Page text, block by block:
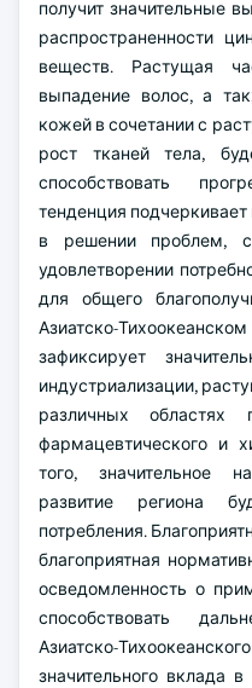
получит значительные
распространенности
веществ. Растущая
выпадение волос, а
кожей в сочетании с
рост тканей тела,
способствовать
тенденция
в решении проблем,
удовлетворении
для общего
Азиатско-
зафиксирует
индустриализации,
различных областях
фармацевтического и
того, значительное
развитие региона
потребления.
благоприятная
осведомленность о
способствовать
Азиатско-
значительного вклада